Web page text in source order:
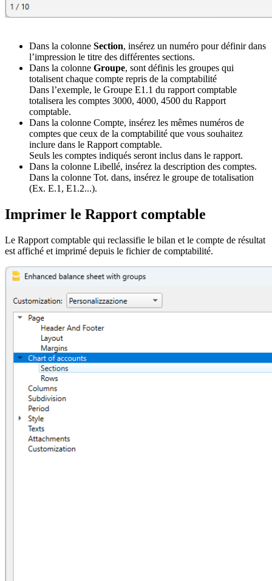
Dans la colonne Section, insérez un numéro pour définir dans
l’impression le titre des différentes sections.
Dans la colonne Groupe, sont définis les groupes qui
totalisent chaque compte repris de la comptabilité
Dans l’exemple, le Groupe E1.1 du rapport comptable
totalisera les comptes 3000, 4000, 4500 du Rapport
comptable.
Dans la colonne Compte, insérez les mêmes numéros de
comptes que ceux de la comptabilité que vous souhaitez
inclure dans le Rapport comptable.
Seuls les comptes indiqués seront inclus dans le rapport.
Dans la colonne Libellé, insérez la description des comptes.
Dans la colonne Tot. dans, insérez le groupe de totalisation
(Ex. E.1, E1.2...).
Imprimer le Rapport comptable
Le Rapport comptable qui reclassifie le bilan et le compte de résultat
est affiché et imprimé depuis le fichier de comptabilité.